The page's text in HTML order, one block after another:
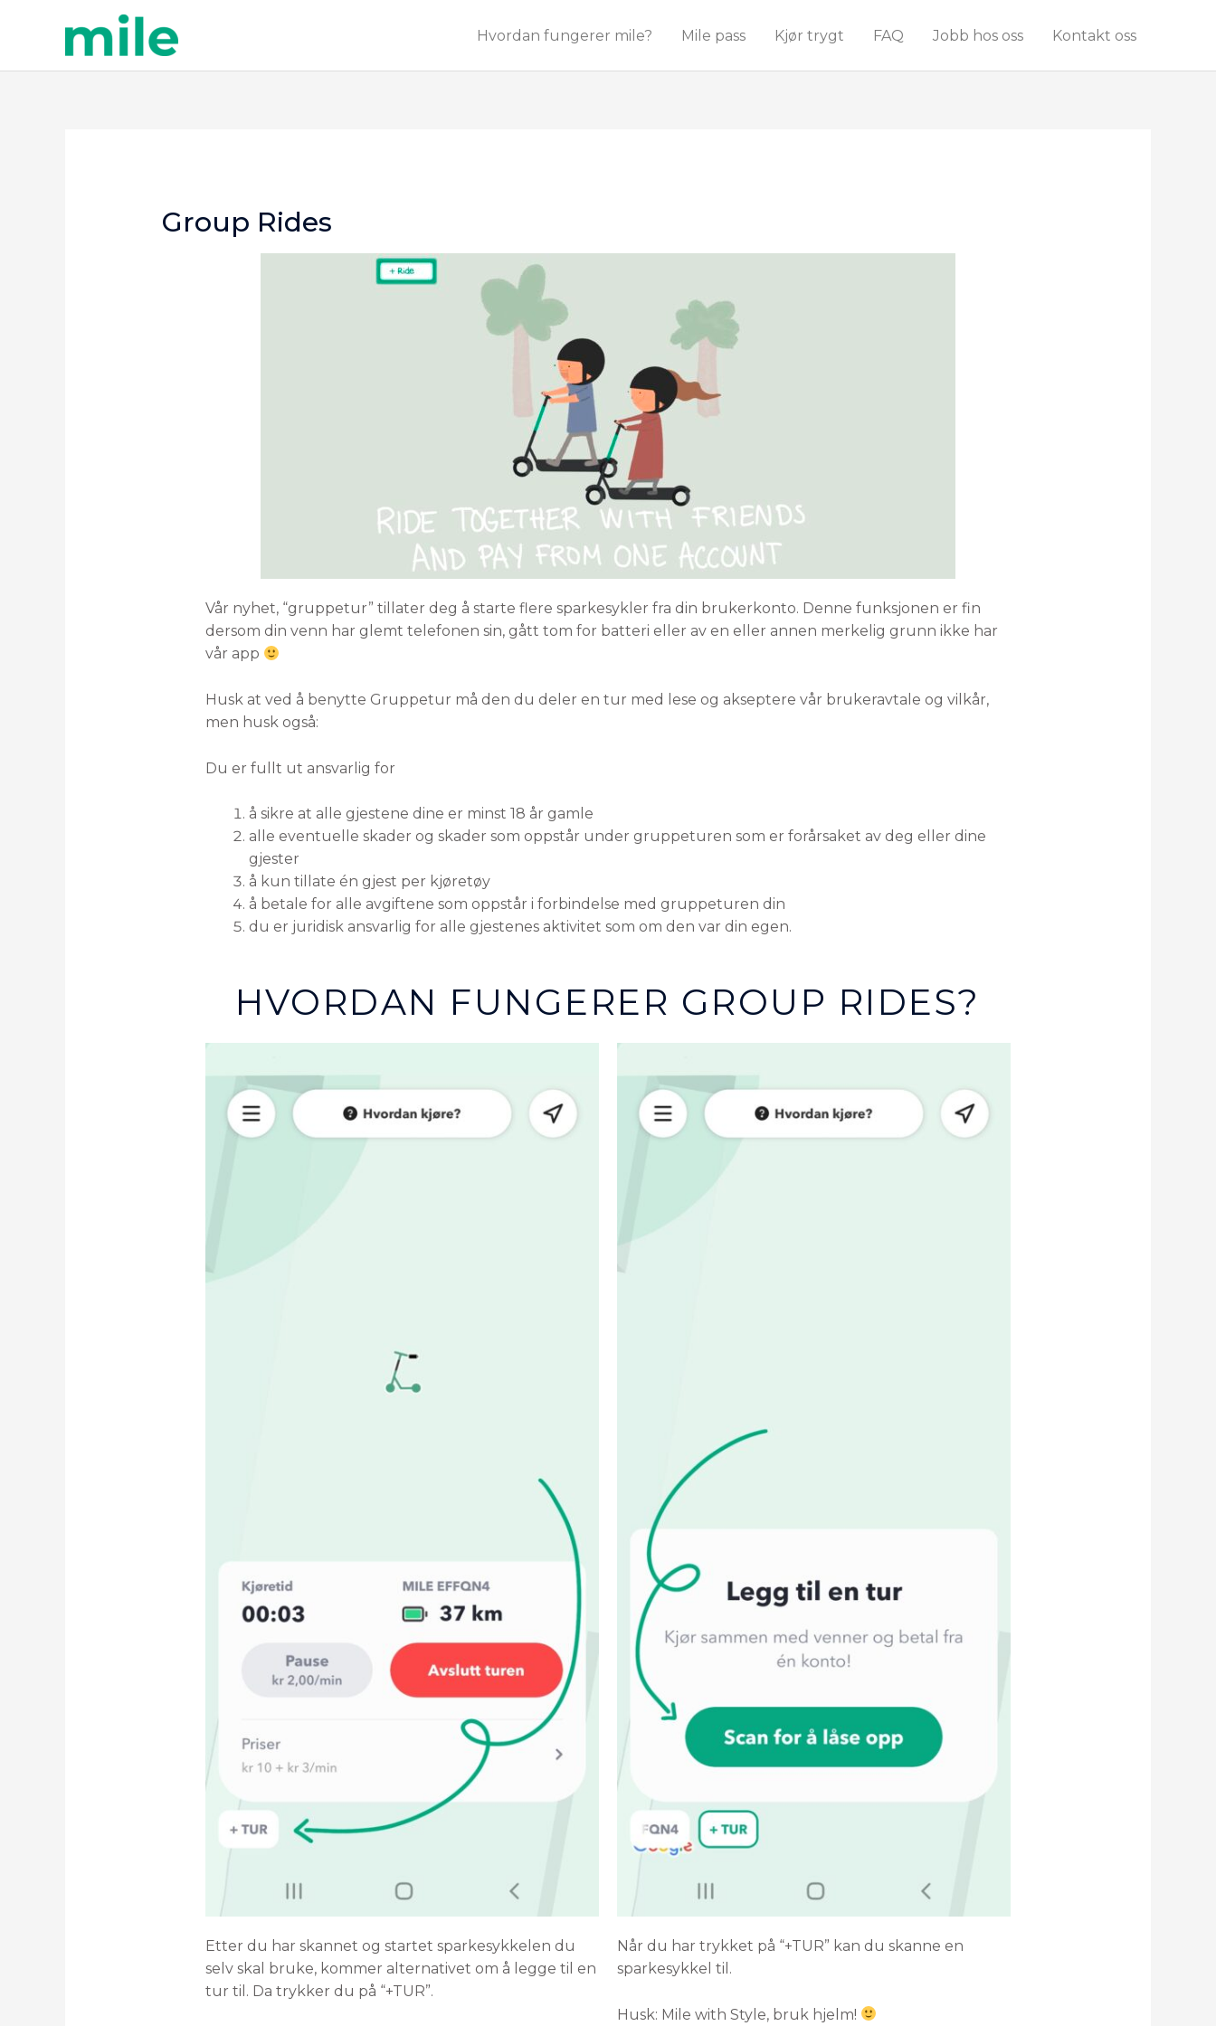
Hvordan fungerer mile? Mile pass Kjør trygt FAQ Jobb hos oss Kontakt oss
Group Rides
Vår nyhet, “gruppetur” tillater deg å starte flere sparkesykler fra din brukerkonto. Denne funksjonen er fin
dersom din venn har glemt telefonen sin, gått tom for batteri eller av en eller annen merkelig grunn ikke har
vår app
Husk at ved å benytte Gruppetur må den du deler en tur med lese og akseptere vår brukeravtale og vilkår,
men husk også:
Du er fullt ut ansvarlig for
å sikre at alle gjestene dine er minst 18 år gamle
alle eventuelle skader og skader som oppstår under gruppeturen som er forårsaket av deg eller dine
gjester
å kun tillate én gjest per kjøretøy
å betale for alle avgiftene som oppstår i forbindelse med gruppeturen din
du er juridisk ansvarlig for alle gjestenes aktivitet som om den var din egen.
HVORDAN FUNGERER GROUP RIDES?
Etter du har skannet og startet sparkesykkelen du
selv skal bruke, kommer alternativet om å legge til en
tur til. Da trykker du på “+TUR”.
Når du har trykket på “+TUR” kan du skanne en
sparkesykkel til.
Husk: Mile with Style, bruk hjelm!